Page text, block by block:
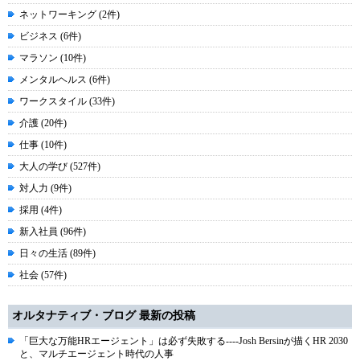
ネットワーキング (2件)
ビジネス (6件)
マラソン (10件)
メンタルヘルス (6件)
ワークスタイル (33件)
介護 (20件)
仕事 (10件)
大人の学び (527件)
対人力 (9件)
採用 (4件)
新入社員 (96件)
日々の生活 (89件)
社会 (57件)
オルタナティブ・ブログ 最新の投稿
「巨大な万能HRエージェント」は必ず失敗する----Josh Bersinが描くHR 2030
と、マルチエージェント時代の人事